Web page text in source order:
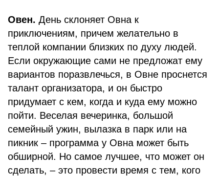
Овен. День склоняет Овна к
приключениям, причем желательно в
теплой компании близких по духу людей.
Если окружающие сами не предложат ему
вариантов поразвлечься, в Овне проснется
талант организатора, и он быстро
придумает с кем, когда и куда ему можно
пойти. Веселая вечеринка, большой
семейный ужин, вылазка в парк или на
пикник – программа у Овна может быть
обширной. Но самое лучшее, что может он
сделать, – это провести время с тем, кого